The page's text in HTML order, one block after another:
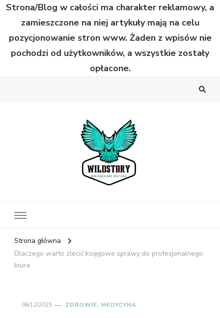
Strona/Blog w całości ma charakter reklamowy, a
zamieszczone na niej artykuły mają na celu
pozycjonowanie stron www. Żaden z wpisów nie
pochodzi od użytkowników, a wszystkie zostały
opłacone.
Strona główna
Dlaczego warto zlecić księgowe sprawy do profesjonalnego
biura
06/12/2025 ZDROWIE, MEDYCYNA